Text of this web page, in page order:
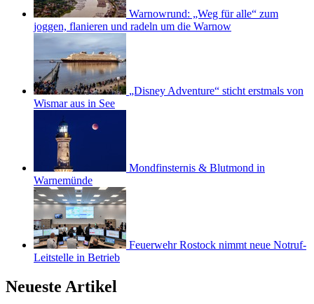
Warnowrund: „Weg für alle“ zum
joggen, flanieren und radeln um die Warnow
„Disney Adventure“ sticht erstmals von
Wismar aus in See
Mondfinsternis & Blutmond in
Warnemünde
Feuerwehr Rostock nimmt neue Notruf-
Leitstelle in Betrieb
Neueste Artikel